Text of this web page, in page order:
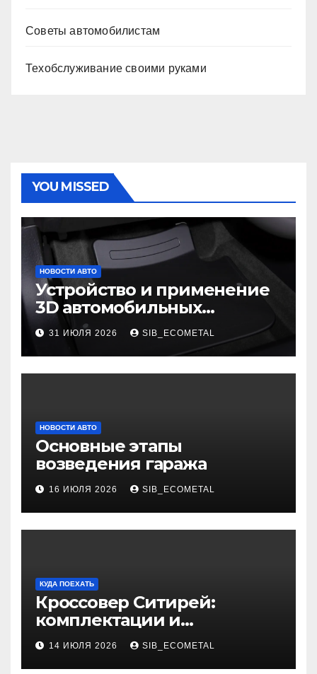
Советы автомобилистам
Техобслуживание своими руками
YOU MISSED
НОВОСТИ АВТО
Устройство и применение
3D автомобильных
ковриков
31 ИЮЛЯ 2026 SIB_ECOMETAL
НОВОСТИ АВТО
Основные этапы
возведения гаража
16 ИЮЛЯ 2026 SIB_ECOMETAL
КУДА ПОЕХАТЬ
Кроссовер Ситирей:
комплектации и
характеристики
14 ИЮЛЯ 2026 SIB_ECOMETAL